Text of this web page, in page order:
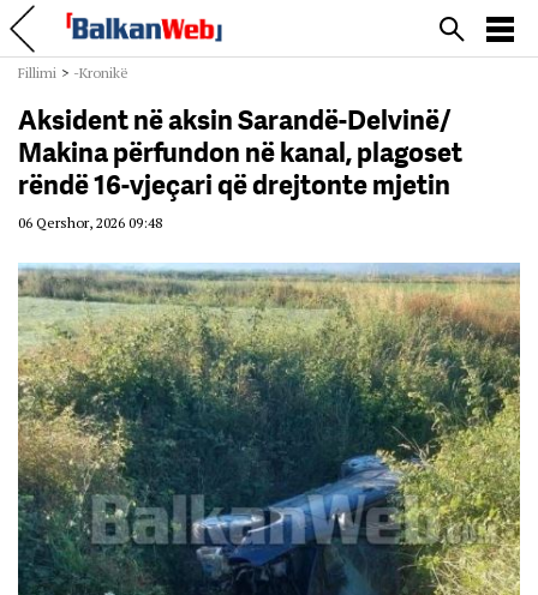
Fillimi > -Kronikë
Aksident në aksin Sarandë-Delvinë/
Makina përfundon në kanal, plagoset
rëndë 16-vjeçari që drejtonte mjetin
06 Qershor, 2026 09:48